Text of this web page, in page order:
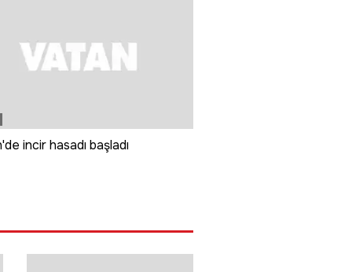
incir hasadı başladı